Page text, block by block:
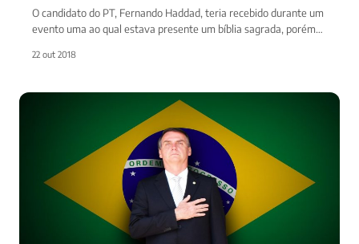
O candidato do PT, Fernando Haddad, teria recebido durante um
evento uma ao qual estava presente um bíblia sagrada, porém…
22 out 2018